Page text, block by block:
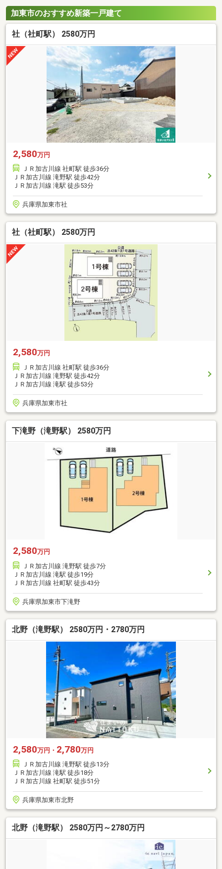
加東市のおすすめ新築一戸建て
社（社町駅） 2580万円
2,580万円
ＪＲ加古川線 社町駅 徒歩36分
ＪＲ加古川線 滝野駅 徒歩42分
ＪＲ加古川線 滝駅 徒歩53分
兵庫県加東市社
社（社町駅） 2580万円
2,580万円
ＪＲ加古川線 社町駅 徒歩36分
ＪＲ加古川線 滝野駅 徒歩42分
ＪＲ加古川線 滝駅 徒歩53分
兵庫県加東市社
下滝野（滝野駅） 2580万円
2,580万円
ＪＲ加古川線 滝野駅 徒歩7分
ＪＲ加古川線 滝駅 徒歩19分
ＪＲ加古川線 社町駅 徒歩43分
兵庫県加東市下滝野
北野（滝野駅） 2580万円・2780万円
2,580万円・ 2,780万円
ＪＲ加古川線 滝野駅 徒歩13分
ＪＲ加古川線 滝駅 徒歩18分
ＪＲ加古川線 社町駅 徒歩51分
兵庫県加東市北野
北野（滝野駅） 2580万円～2780万円